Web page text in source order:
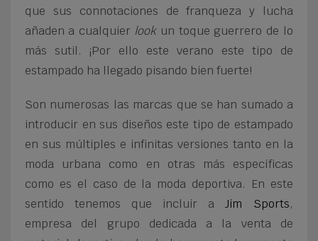
que sus connotaciones de franqueza y lucha
añaden a cualquier lookun toque guerrero de lo
más sutil. ¡Por ello este verano este tipo de
estampado ha llegado pisando bien fuerte!
Son numerosas las marcas que se han sumado a
introducir en sus diseños este tipo de estampado
en sus múltiples e infinitas versiones tanto en la
moda urbana como en otras más específicas
como es el caso de la moda deportiva. En este
sentido tenemos que incluir a Jim Sports,
empresa del grupo dedicada a la venta de